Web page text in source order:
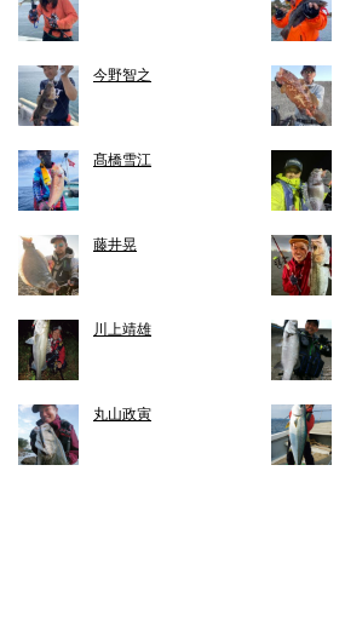
今野智之
髙橋雪江
藤井晃
川上靖雄
丸山政寅